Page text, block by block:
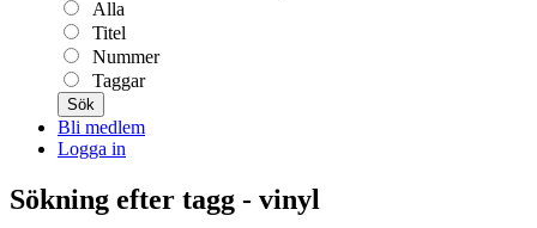
Alla
Titel
Nummer
Taggar
Sök
Bli medlem
Logga in
Sökning efter tagg - vinyl